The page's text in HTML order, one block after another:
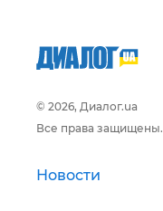
© 2026, Диалог.ua
Все права защищены.
Новости